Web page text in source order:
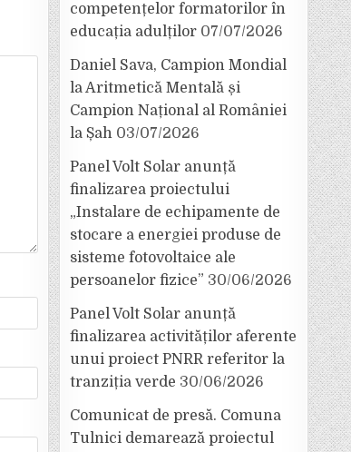
competențelor formatorilor în
educația adulților 07/07/2026
Daniel Sava, Campion Mondial
la Aritmetică Mentală și
Campion Național al României
la Șah 03/07/2026
Panel Volt Solar anunță
finalizarea proiectului
„Instalare de echipamente de
stocare a energiei produse de
sisteme fotovoltaice ale
persoanelor fizice” 30/06/2026
Panel Volt Solar anunță
finalizarea activităților aferente
unui proiect PNRR referitor la
tranziția verde 30/06/2026
Comunicat de presă. Comuna
Tulnici demarează proiectul